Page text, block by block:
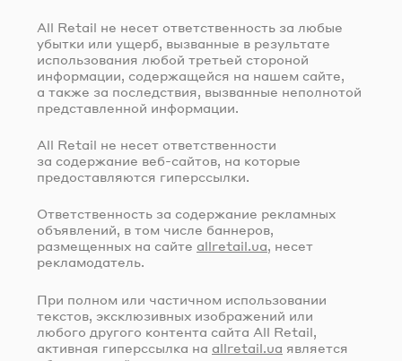
All Retail не несет ответственность за любые
убытки или ущерб, вызванные в результате
использования любой третьей стороной
информации, содержащейся на нашем сайте,
а также за последствия, вызванные неполнотой
представленной информации.
All Retail не несет ответственности
за содержание веб-сайтов, на которые
предоставляются гиперссылки.
Ответственность за содержание рекламных
объявлений, в том числе баннеров,
размещенных на сайте allretail.ua, несет
рекламодатель.
При полном или частичном использовании
текстов, эксклюзивных изображений или
любого другого контента сайта All Retail,
активная гиперссылка на allretail.ua является